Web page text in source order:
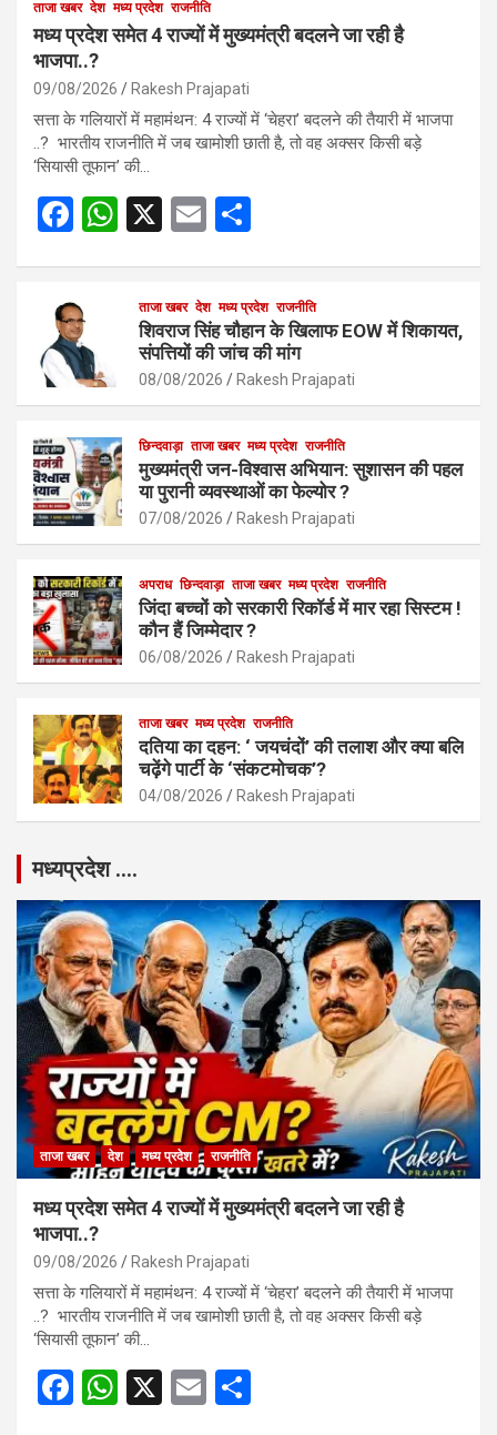
ताजा खबर देश मध्य प्रदेश राजनीति
मध्य प्रदेश समेत 4 राज्यों में मुख्यमंत्री बदलने जा रही है
भाजपा..?
09/08/2026 Rakesh Prajapati
सत्ता के गलियारों में महामंथन: 4 राज्यों में ‘चेहरा’ बदलने की तैयारी में भाजपा
..? भारतीय राजनीति में जब खामोशी छाती है, तो वह अक्सर किसी बड़े
‘सियासी तूफान’ की…
F
b
o
o
k
W
A
p
X
E
e
ताजा खबर देश मध्य प्रदेश राजनीति
शिवराज सिंह चौहान के खिलाफ EOW में शिकायत,
संपत्तियों की जांच की मांग
08/08/2026 Rakesh Prajapati
छिन्दवाड़ा ताजा खबर मध्य प्रदेश राजनीति
मुख्यमंत्री जन-विश्वास अभियान: सुशासन की पहल
या पुरानी व्यवस्थाओं का फेल्योर ?
07/08/2026 Rakesh Prajapati
अपराध छिन्दवाड़ा ताजा खबर मध्य प्रदेश राजनीति
जिंदा बच्चों को सरकारी रिकॉर्ड में मार रहा सिस्टम !
कौन हैं जिम्मेदार ?
06/08/2026 Rakesh Prajapati
ताजा खबर मध्य प्रदेश राजनीति
दतिया का दहन: ‘ जयचंदों’ की तलाश और क्या बलि
चढ़ेंगे पार्टी के ‘संकटमोचक’?
04/08/2026 Rakesh Prajapati
मध्यप्रदेश ….
ताजा खबर देश मध्य प्रदेश राजनीति
मध्य प्रदेश समेत 4 राज्यों में मुख्यमंत्री बदलने जा रही है
भाजपा..?
09/08/2026 Rakesh Prajapati
सत्ता के गलियारों में महामंथन: 4 राज्यों में ‘चेहरा’ बदलने की तैयारी में भाजपा
..? भारतीय राजनीति में जब खामोशी छाती है, तो वह अक्सर किसी बड़े
‘सियासी तूफान’ की…
F
W X
E